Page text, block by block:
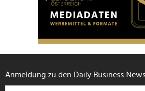
Anmeldung zu den Daily Business News